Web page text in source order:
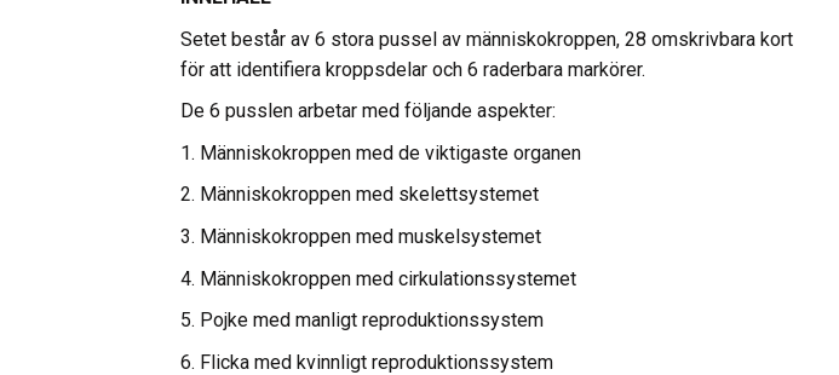
Setet består av 6 stora pussel av människokroppen, 28 omskrivbara kort
för att identifiera kroppsdelar och 6 raderbara markörer.
De 6 pusslen arbetar med följande aspekter:
1. Människokroppen med de viktigaste organen
2. Människokroppen med skelettsystemet
3. Människokroppen med muskelsystemet
4. Människokroppen med cirkulationssystemet
5. Pojke med manligt reproduktionssystem
6. Flicka med kvinnligt reproduktionssystem